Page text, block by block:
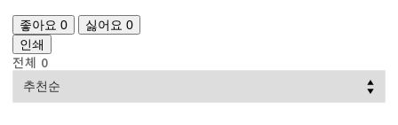
좋아요 0 싫어요 0
인쇄
전체 0